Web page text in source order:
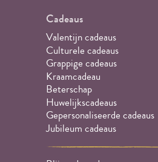
Cadeaus
Valentijn cadeaus
Culturele cadeaus
Grappige cadeaus
Kraamcadeau
Beterschap
Huwelijkscadeaus
Gepersonaliseerde cadeaus
Jubileum cadeaus